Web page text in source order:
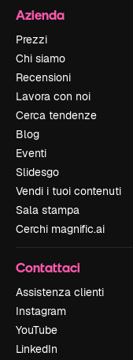
Azienda
Prezzi
Chi siamo
Recensioni
Lavora con noi
Cerca tendenze
Blog
Eventi
Slidesgo
Vendi i tuoi contenuti
Sala stampa
Cerchi magnific.ai
Contattaci
Assistenza clienti
Instagram
YouTube
LinkedIn